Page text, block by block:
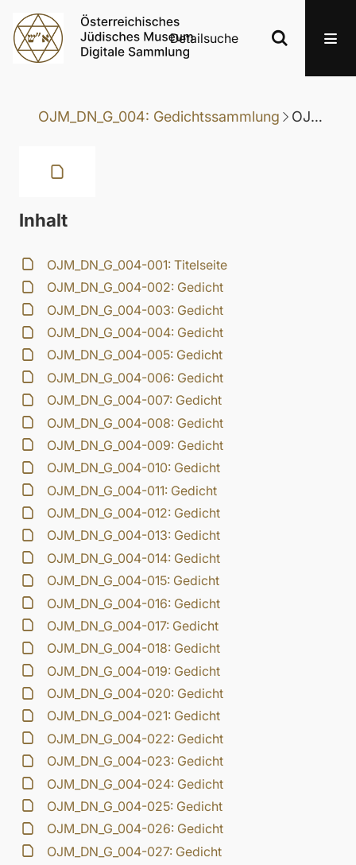
Detailsuche
OJM_DN_G_004: Gedichtssammlung OJM_DN_G_004-074: Gedicht
Inhalt
OJM_DN_G_004-001: Titelseite
OJM_DN_G_004-002: Gedicht
OJM_DN_G_004-003: Gedicht
OJM_DN_G_004-004: Gedicht
OJM_DN_G_004-005: Gedicht
OJM_DN_G_004-006: Gedicht
OJM_DN_G_004-007: Gedicht
OJM_DN_G_004-008: Gedicht
OJM_DN_G_004-009: Gedicht
OJM_DN_G_004-010: Gedicht
OJM_DN_G_004-011: Gedicht
OJM_DN_G_004-012: Gedicht
OJM_DN_G_004-013: Gedicht
OJM_DN_G_004-014: Gedicht
OJM_DN_G_004-015: Gedicht
OJM_DN_G_004-016: Gedicht
OJM_DN_G_004-017: Gedicht
OJM_DN_G_004-018: Gedicht
OJM_DN_G_004-019: Gedicht
OJM_DN_G_004-020: Gedicht
OJM_DN_G_004-021: Gedicht
OJM_DN_G_004-022: Gedicht
OJM_DN_G_004-023: Gedicht
OJM_DN_G_004-024: Gedicht
OJM_DN_G_004-025: Gedicht
OJM_DN_G_004-026: Gedicht
OJM_DN_G_004-027: Gedicht